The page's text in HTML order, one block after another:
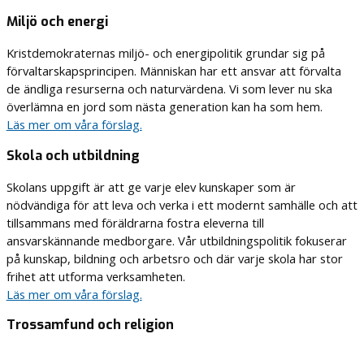
Miljö och energi
Kristdemokraternas miljö- och energipolitik grundar sig på
förvaltarskapsprincipen. Människan har ett ansvar att förvalta
de ändliga resurserna och naturvärdena. Vi som lever nu ska
överlämna en jord som nästa generation kan ha som hem.
Läs mer om våra förslag.
Skola och utbildning
Skolans uppgift är att ge varje elev kunskaper som är
nödvändiga för att leva och verka i ett modernt samhälle och att
tillsammans med föräldrarna fostra eleverna till
ansvarskännande medborgare. Vår utbildningspolitik fokuserar
på kunskap, bildning och arbetsro och där varje skola har stor
frihet att utforma verksamheten.
Läs mer om våra förslag.
Trossamfund och religion